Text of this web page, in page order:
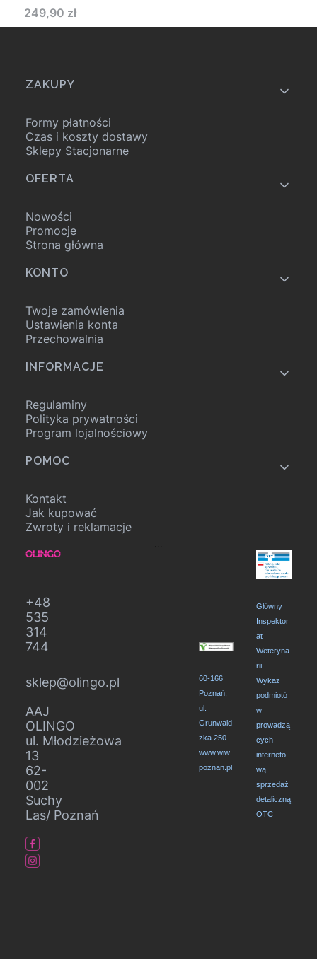
Cena
249,90 zł
Linki w stopce
ZAKUPY
Formy płatności
Czas i koszty dostawy
Sklepy Stacjonarne
OFERTA
Nowości
Promocje
Strona główna
KONTO
Twoje zamówienia
Ustawienia konta
Przechowalnia
INFORMACJE
Regulaminy
Polityka prywatności
Program lojalnościowy
POMOC
Kontakt
Jak kupować
Zwroty i reklamacje
...
+48
535
314
744
sklep@olingo.pl
AAJ
OLINGO
ul. Młodzieżowa
13
62-
002
Suchy
Las/ Poznań
60-166
Poznań,
ul.
Grunwald
zka 250
www.wiw.
poznan.pl
Główny
Inspektor
at
Weteryna
rii
Wykaz
podmiotó
w
prowadzą
cych
interneto
wą
sprzedaż
detaliczną
OTC